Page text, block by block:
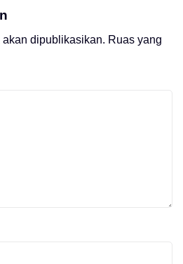
dipublikasikan. Ruas yang